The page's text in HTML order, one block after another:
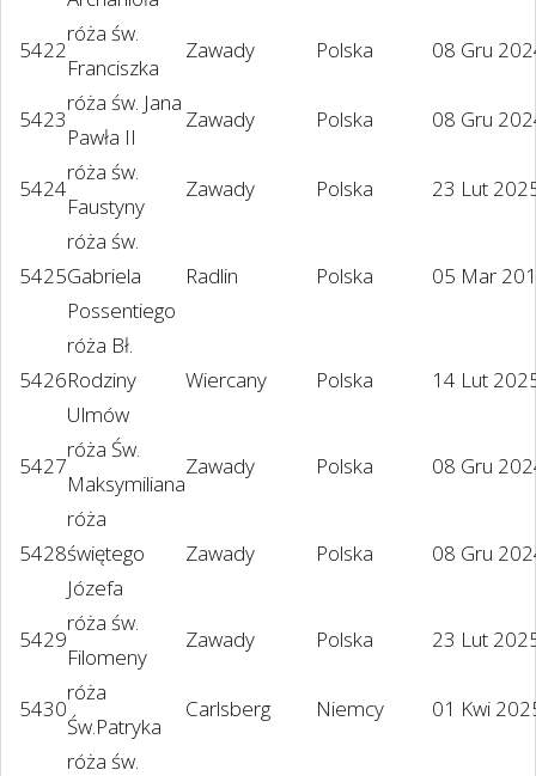
5422
róża św.
Franciszka
Zawady Polska 08 Gru
5423
róża św. Jana
Pawła II
Zawady Polska 08 Gru
5424
róża św.
Faustyny
Zawady Polska 23 Lut
5425
róża św.
Gabriela
Possentiego
Radlin Polska 05 Mar
5426
róża Bł.
Rodziny
Ulmów
Wiercany Polska 14 Lut
5427
róża Św.
Maksymiliana
Zawady Polska 08 Gru
5428
róża
świętego
Józefa
Zawady Polska 08 Gru
5429
róża św.
Filomeny
Zawady Polska 23 Lut
5430
róża
Św.Patryka
Carlsberg Niemcy 01 Kwi
róża św.